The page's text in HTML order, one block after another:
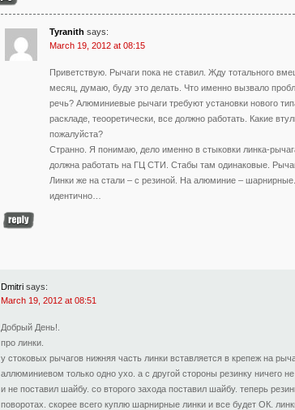
Tyranith says:
March 19, 2012 at 08:15
Приветствую. Рычаги пока не ставил. Жду тотального
месяц, думаю, буду это делать. Что именно вызвало
речь? Алюминиевые рычаги требуют установки нового
раскладе, теооретически, все должно работать. Какие
пожалуйста?
Странно. Я понимаю, дело именно в стыковки линка-
должна работать на ГЦ СТИ. Стабы там одинаковые.
Линки же на стали – с резиной. На алюминие –
идентично…
Dmitri says:
March 19, 2012 at 08:51
Добрый День!.
про линки.
у стоковых рычагов нижняя часть линки вставляется в крепеж на
аллюминиевом только одно ухо. а с другой стороны резинку ничего
и не поставил шайбу. со второго захода поставил шайбу. теперь
поворотах. скорее всего куплю шарнирные линки и все будет ОК.